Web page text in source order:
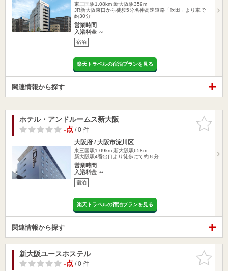
東三国駅1.08km 新大阪駅359m
JR新大阪東口から徒歩5分名神高速道路「吹田」より車で
約30分
営業時間
入浴料金 ～
宿泊
楽天トラベルの宿泊プランを見る
関連情報から探す
お気に入
りに追加
ホテル・アンドルームス新大阪
-点/ 0 件
大阪府 / 大阪市淀川区
東三国駅1.09km 新大阪駅658m
新大阪駅4番出口より徒歩にて約６分
営業時間
入浴料金 ～
宿泊
楽天トラベルの宿泊プランを見る
関連情報から探す
お気に入
りに追加
新大阪ユースホステル
-点/ 0 件